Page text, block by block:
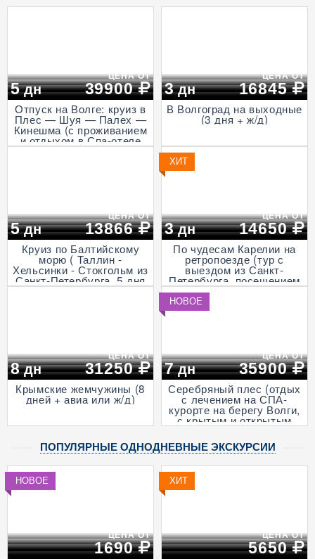
5дн
ЦЕНА ОТ
39900
Отпуск на Волге: круиз в
Плес — Шуя — Палех —
Кинешма (с проживанием
и отдыхом в Спа-отеле
Волга, проезд на
3дн
ЦЕНА ОТ
16845
В Волгоград на выходные
(3 дня + ж/д)
5дн
ЦЕНА ОТ
13866
Круиз по Балтийскому
морю ( Таллин -
Хельсинки - Стокгольм из
Санкт-Петербурга, 5 дня
+ ж/д)
ХИТ
3дн
ЦЕНА ОТ
14650
По чудесам Карелии на
ретропоезде (тур с
выездом из Санкт-
Петербурга, посещением
музея живой истории и
деревни викингов -
"Бастiонъ", экскурсией в
апрель - октябрь)
8дн
ЦЕНА ОТ
31250
Крымские жемчужины (8
дней + авиа или ж/д)
НОВОЕ
7дн
ЦЕНА ОТ
35900
Серебряный плес (отдых
с лечением на СПА-
курорте на берегу Волги,
с крытым и открытым
бассейнами и
анимационными
программами, 7 дней + ж/
д)
ПОПУЛЯРНЫЕ ОДНОДНЕВНЫЕ ЭКСКУРСИИ
НОВОЕ
ЦЕНА ОТ
1690
ХИТ
ЦЕНА ОТ
5650